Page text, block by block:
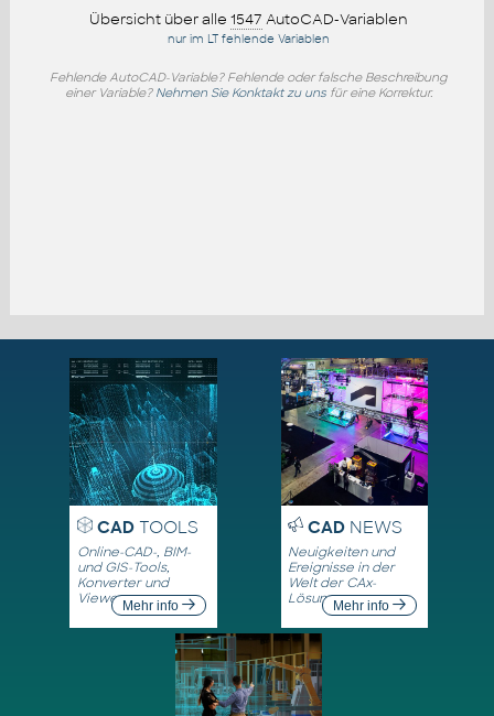
Übersicht über alle 1547 AutoCAD-Variablen
nur im LT fehlende Variablen
Fehlende AutoCAD-Variable? Fehlende oder falsche Beschreibung
einer Variable? Nehmen Sie Konktakt zu unsfür eine Korrektur.
CADTOOLS
Online-CAD-, BIM-
und GIS-Tools,
Konverter und
ViewerMehr info
CADNEWS
Neuigkeiten und
Ereignisse in der
Welt der CAx-
LösungenMehr info